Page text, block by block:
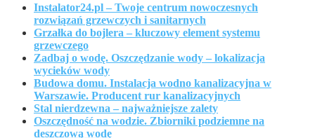
Instalator24.pl – Twoje centrum nowoczesnych
rozwiązań grzewczych i sanitarnych
Grzałka do bojlera – kluczowy element systemu
grzewczego
Zadbaj o wodę. Oszczędzanie wody – lokalizacja
wycieków wody
Budowa domu. Instalacja wodno kanalizacyjna w
Warszawie. Producent rur kanalizacyjnych
Stal nierdzewna – najważniejsze zalety
Oszczędność na wodzie. Zbiorniki podziemne na
deszczową wodę